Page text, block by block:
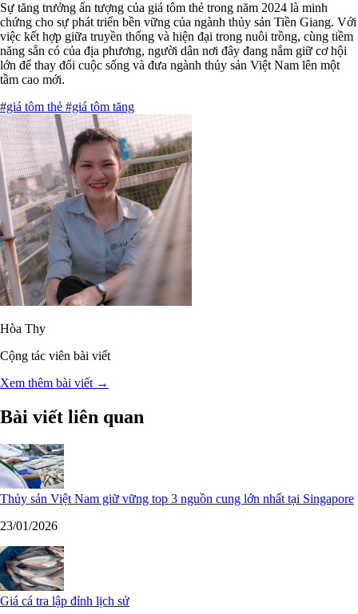
Sự tăng trưởng ấn tượng của giá tôm thẻ trong năm 2024 là minh
chứng cho sự phát triển bền vững của ngành thủy sản Tiền Giang. Với
việc kết hợp giữa truyền thống và hiện đại trong nuôi trồng, cùng tiềm
năng sẵn có của địa phương, người dân nơi đây đang nắm giữ cơ hội
lớn để thay đổi cuộc sống và đưa ngành thủy sản Việt Nam lên một
tầm cao mới.
#giá tôm thẻ #giá tôm tăng
Hòa Thy
Cộng tác viên bài viết
Xem thêm bài viết →
Bài viết liên quan
Thủy sản Việt Nam giữ vững top 3 nguồn cung lớn nhất tại Singapore
23/01/2026
Giá cá tra lập đỉnh lịch sử